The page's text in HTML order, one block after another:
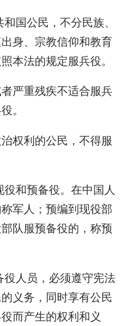
国公民，不分民族、
身、宗教信仰和教育
本法的规定服兵役。
严重残疾不适合服兵
。
权利的公民，不得服
和预备役。在中国人
军人；预编到现役部
队服预备役的，称预
人员，必须遵守宪法
义务，同时享有公民
而产生的权利和义